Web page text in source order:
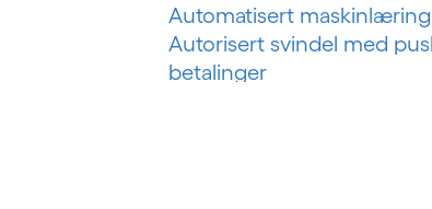
Automatisert maskinlæring
Autorisert svindel med
betalinger